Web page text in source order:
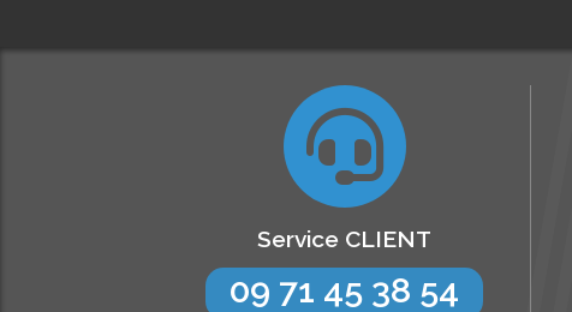
Service CLIENT
09 71 45 38 54